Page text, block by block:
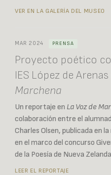
VER EN LA GALERÍA DEL MUSEO
MAR 2024 PRENSA
Proyecto poético
IES López de Arenas
Marchena
Un reportaje en La Voz de
colaboración entre el
Charles Olsen, publicada en
en el marco del concurso
de la Poesía de Nueva
LEER EL REPORTAJE